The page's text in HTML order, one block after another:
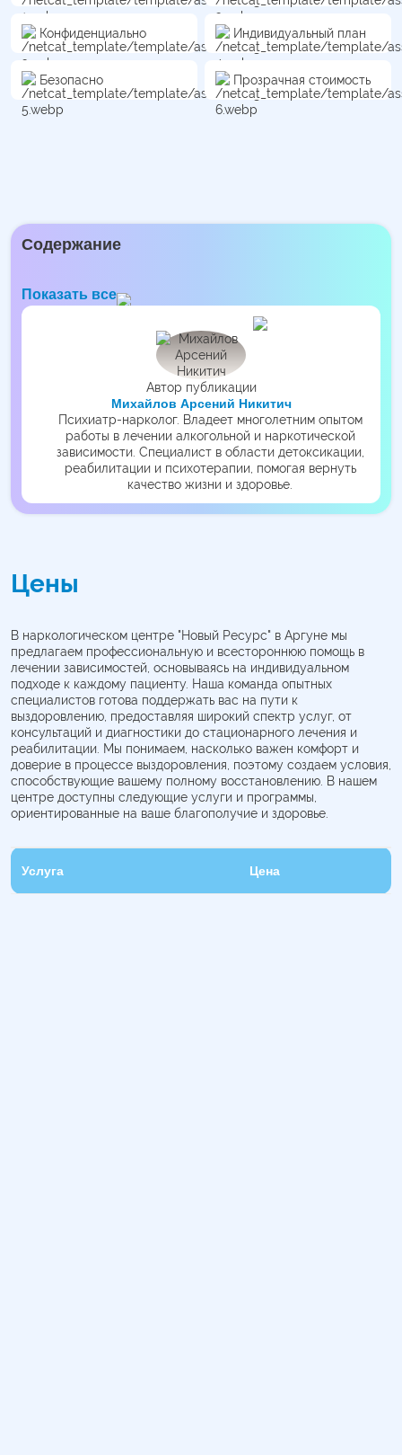
Конфиденциально Индивидуальный план
Безопасно Прозрачная стоимость
Содержание
Показать все
Автор публикации
Михайлов Арсений Никитич
Психиатр-нарколог. Владеет многолетним опытом
работы в лечении алкогольной и наркотической
зависимости. Специалист в области детоксикации,
реабилитации и психотерапии, помогая вернуть
качество жизни и здоровье.
Цены
В наркологическом центре "Новый Ресурс" в Аргуне мы
предлагаем профессиональную и всестороннюю помощь в
лечении зависимостей, основываясь на индивидуальном
подходе к каждому пациенту. Наша команда опытных
специалистов готова поддержать вас на пути к
выздоровлению, предоставляя широкий спектр услуг, от
консультаций и диагностики до стационарного лечения и
реабилитации. Мы понимаем, насколько важен комфорт и
доверие в процессе выздоровления, поэтому создаем условия,
способствующие вашему полному восстановлению. В нашем
центре доступны следующие услуги и программы,
ориентированные на ваше благополучие и здоровье.
Услуга Цена